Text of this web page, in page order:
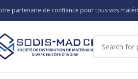
partenaire de confiance pour tous vos